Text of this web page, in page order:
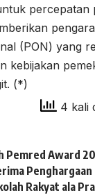
percepatan
(PON) yang
kebijakan
(*)
4 kali
Pemred Award
Penghargaan
Rakyat ala